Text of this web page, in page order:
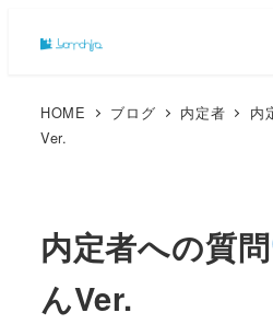
HOME ブログ 内定者 内
Ver.
内定者への質問
んVer.